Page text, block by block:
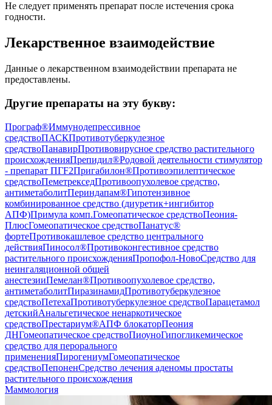
Не следует применять препарат после истечения срока
годности.
Лекарственное взаимодействие
Данные о лекарственном взаимодействии препарата не
предоставлены.
Другие препараты на эту букву:
Програф®Иммунодепрессивное
средствоПАСКПротивотуберкулезное
средствоПанавирПротивовирусное средство растительного
происхожденияПрепидил®Родовой деятельности стимулятор
- препарат ПГF2Пригабилон®Противоэпилептическое
средствоПеметрекседПротивоопухолевое средство,
антиметаболитПериндапам®Гипотензивное
комбинированное средство (диуретик+ингибитор
АПФ)Примула комп.Гомеопатическое средствоПеония-
ПлюсГомеопатическое средствоПанатус®
фортеПротивокашлевое средство центрального
действияПиносол®Противоконгестивное средство
растительного происхожденияПропофол-НовоСредство для
неингаляционной общей
анестезииПемелан®Противоопухолевое средство,
антиметаболитПиразинамидПротивотуберкулезное
средствоПетехаПротивотуберкулезное средствоПарацетамол
детскийАнальгетическое ненаркотическое
средствоПрестариум®АПФ блокаторПеония
ДНГомеопатическое средствоПиоуноГипогликемическое
средство для перорального
примененияПирогениумГомеопатическое
средствоПепоненСредство лечения аденомы простаты
растительного происхождения
Маммология